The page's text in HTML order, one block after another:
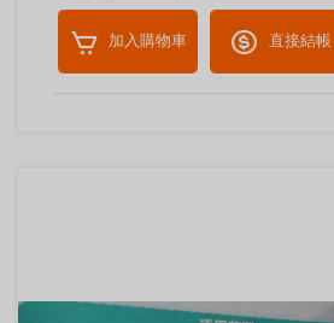
加入購物車 直接結帳